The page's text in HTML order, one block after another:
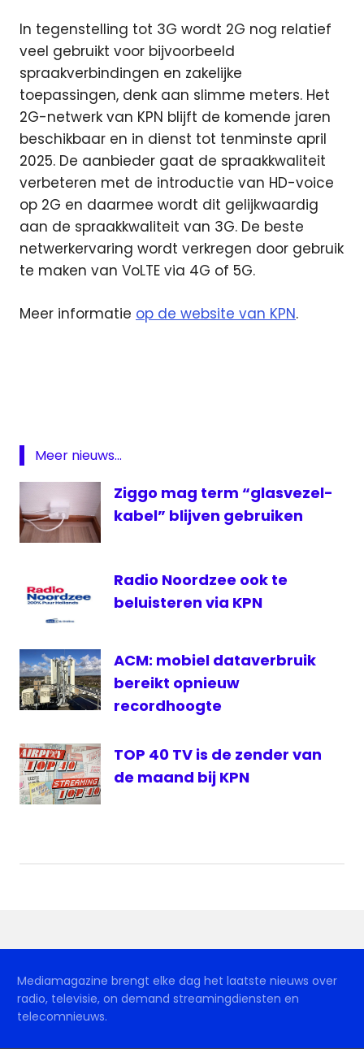
In tegenstelling tot 3G wordt 2G nog relatief
veel gebruikt voor bijvoorbeeld
spraakverbindingen en zakelijke
toepassingen, denk aan slimme meters. Het
2G-netwerk van KPN blijft de komende jaren
beschikbaar en in dienst tot tenminste april
2025. De aanbieder gaat de spraakkwaliteit
verbeteren met de introductie van HD-voice
op 2G en daarmee wordt dit gelijkwaardig
aan de spraakkwaliteit van 3G. De beste
netwerkervaring wordt verkregen door gebruik
te maken van VoLTE via 4G of 5G.
Meer informatie op de website van KPN.
mobiel
netwerj
netwerk
Meer nieuws...
Ziggo mag term “glasvezel-
kabel” blijven gebruiken
Radio Noordzee ook te
beluisteren via KPN
ACM: mobiel dataverbruik
bereikt opnieuw
recordhoogte
TOP 40 TV is de zender van
de maand bij KPN
Mediamagazine brengt elke dag het laatste nieuws over
radio, televisie, on demand streamingdiensten en
telecomnieuws.